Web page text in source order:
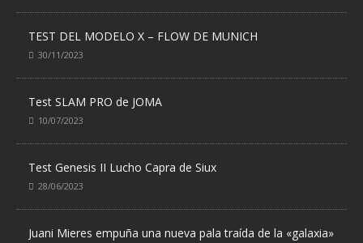
TEST DEL MODELO X – FLOW DE MUNICH
30/11/2023
Test SLAM PRO de JOMA
10/07/2023
Test Genesis II Lucho Capra de Siux
28/06/2023
Juani Mieres empuña una nueva pala traída de la «galaxia»